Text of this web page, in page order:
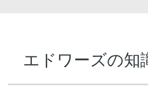
エドワーズの知